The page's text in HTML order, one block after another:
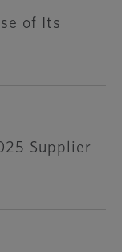
of Its
Supplier